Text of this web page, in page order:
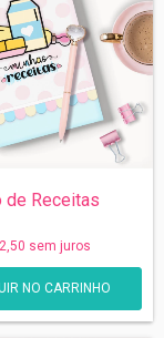
de Receitas
sem juros